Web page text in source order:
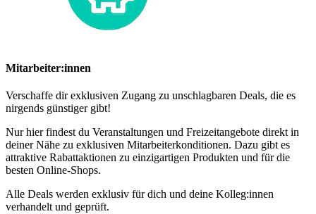
Mitarbeiter:innen
Verschaffe dir exklusiven Zugang zu unschlagbaren Deals, die es
nirgends günstiger gibt!
Nur hier findest du Veranstaltungen und Freizeitangebote direkt in
deiner Nähe zu exklusiven Mitarbeiterkonditionen. Dazu gibt es
attraktive Rabattaktionen zu einzigartigen Produkten und für die
besten Online-Shops.
Alle Deals werden exklusiv für dich und deine Kolleg:innen
verhandelt und geprüft.